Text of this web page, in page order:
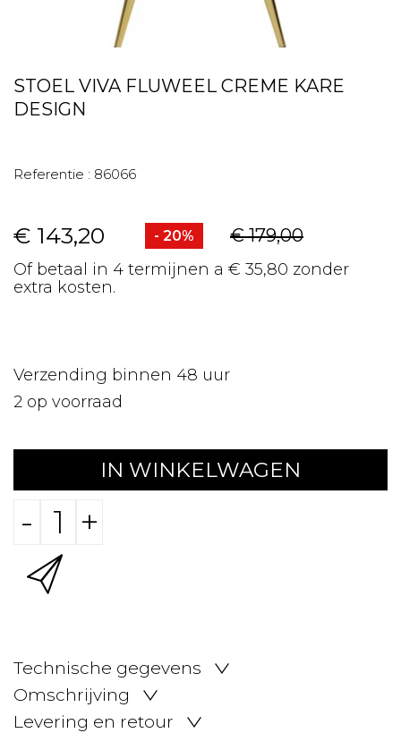
STOEL VIVA FLUWEEL CREME KARE
DESIGN
Referentie : 86066
€ 143,20 - 20% € 179,00
Of betaal in 4 termijnen a € 35,80 zonder
extra kosten.
Verzending binnen 48 uur
2 op voorraad
IN WINKELWAGEN
- +
Technische gegevens
Omschrijving
Levering en retour